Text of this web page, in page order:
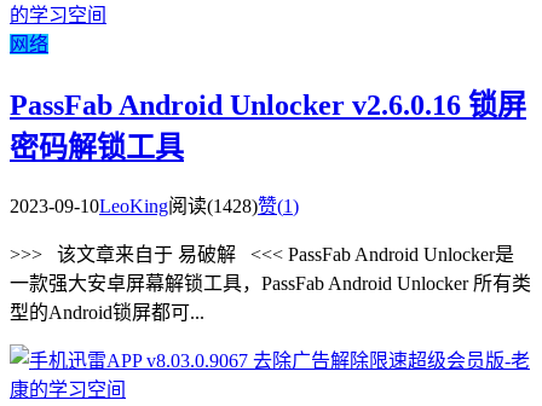
网络
PassFab Android Unlocker v2.6.0.16 锁屏
密码解锁工具
2023-09-10LeoKing阅读(1428)赞(1)
>>> 该文章来自于 易破解 <<< PassFab Android Unlocker是
一款强大安卓屏幕解锁工具，PassFab Android Unlocker 所有类
型的Android锁屏都可...